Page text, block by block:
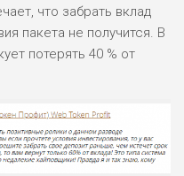
что забрать вклад
пакета не получится. В
потерять 40 % от